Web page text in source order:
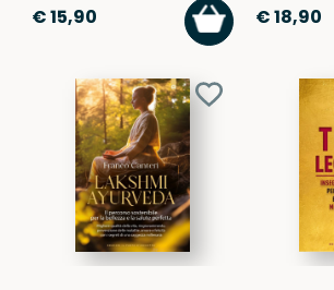
€ 15,90
AGGIUNGI
AL
CARRELLO
€ 18,90
Aggiungi